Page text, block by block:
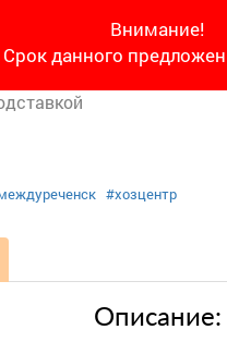
Внимание!
Срок данного
#хозцентр
Описание: